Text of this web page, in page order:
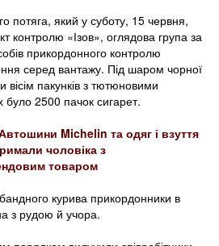
потяга, який у суботу, 15 червня,
контролю «Ізов», оглядова група за
прикордонного контролю
серед вантажу. Під шаром чорної
пакунків з тютюновими
2500 пачок сигарет.
Michelin та одяг і взуття
чоловіка з
товаром
курива прикордонники в
з рудою й учора.